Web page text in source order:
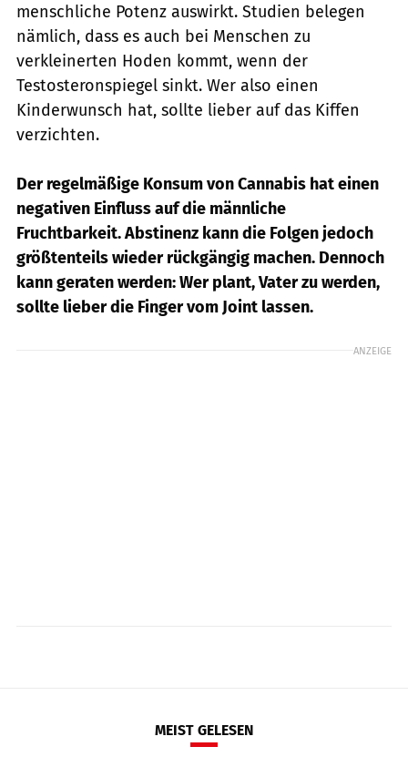
menschliche Potenz auswirkt. Studien belegen
nämlich, dass es auch bei Menschen zu
verkleinerten Hoden kommt, wenn der
Testosteronspiegel sinkt. Wer also einen
Kinderwunsch hat, sollte lieber auf das Kiffen
verzichten.
Der regelmäßige Konsum von Cannabis hat einen
negativen Einfluss auf die männliche
Fruchtbarkeit. Abstinenz kann die Folgen jedoch
größtenteils wieder rückgängig machen. Dennoch
kann geraten werden: Wer plant, Vater zu werden,
sollte lieber die Finger vom Joint lassen.
ANZEIGE
MEIST GELESEN